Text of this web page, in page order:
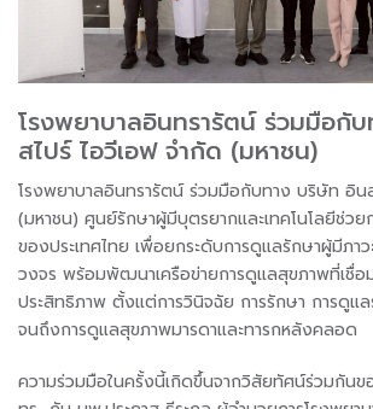
โรงพยาบาลอินทรารัตน์ ร่วมมือกั
สไปร์ ไอวีเอฟ จำกัด (มหาชน)
โรงพยาบาลอินทรารัตน์ ร่วมมือกับทาง บริษัท อิน
(มหาชน) ศูนย์รักษาผู้มีบุตรยากและเทคโนโลยีช่ว
ของประเทศไทย เพื่อยกระดับการดูแลรักษาผู้มีภา
วงจร พร้อมพัฒนาเครือข่ายการดูแลสุขภาพที่เชื่อ
ประสิทธิภาพ ตั้งแต่การวินิจฉัย การรักษา การดูแล
จนถึงการดูแลสุขภาพมารดาและทารกหลังคลอด
ความร่วมมือในครั้งนี้เกิดขึ้นจากวิสัยทัศน์ร่วมกันข